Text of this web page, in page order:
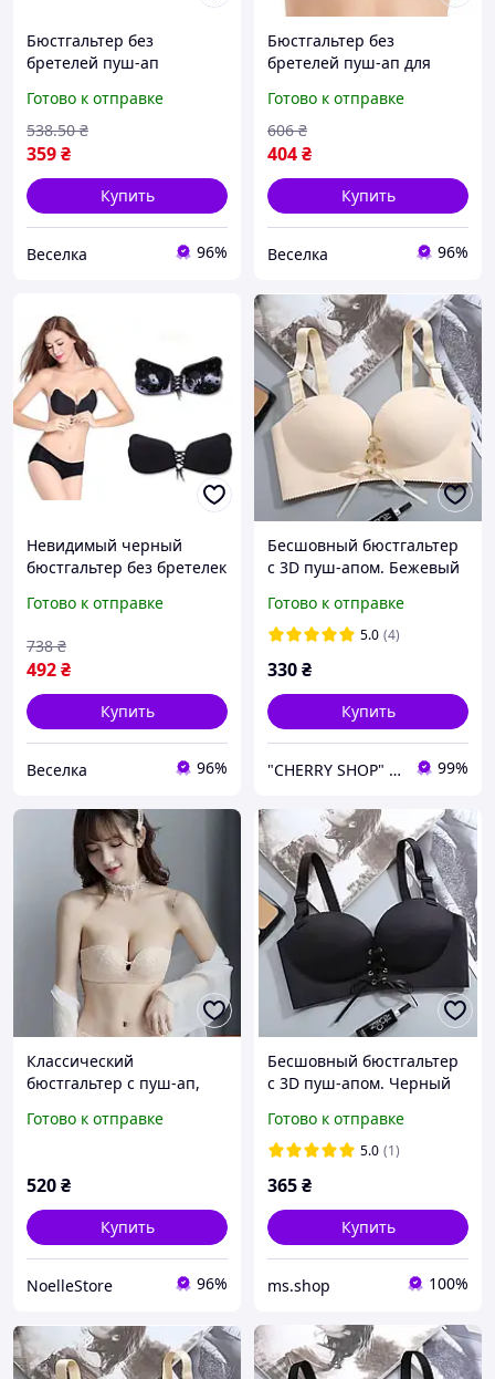
Бюстгальтер без
бретелей пуш-ап
вечерних выходов и
особых случаев FLAME
Готово к отправке
359₴
538.50 ₴
Купить
Веселка 96%
Бюстгальтер без
бретелей пуш-ап для
открытых плеч
экономичный
многоразовый FLAME
Готово к отправке
404₴
606 ₴
Купить
Веселка 96%
Невидимый черный
бюстгальтер без бретелек
декольте и открытых
Готово к отправке
492₴
738 ₴
Купить
Веселка 96%
Бесшовный бюстгальтер
с 3D пуш-апом. Бежевый
Готово к отправке
5.0 (4)
330₴
Купить
"CHERRY SHOP" Косметика, женская одежда и аксессуары 99%
Классический
бюстгальтер с пуш-ап,
ап, бюстгальтер без
Готово к отправке
520₴
Купить
NoelleStore 96%
Бесшовный бюстгальтер
с 3D пуш-апом. Черный
Готово к отправке
5.0 (1)
365₴
Купить
ms.shop 100%